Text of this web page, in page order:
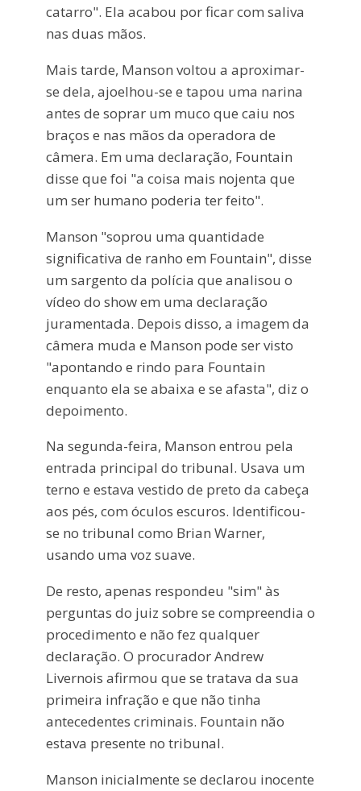
catarro". Ela acabou por ficar com saliva
nas duas mãos.
Mais tarde, Manson voltou a aproximar-
se dela, ajoelhou-se e tapou uma narina
antes de soprar um muco que caiu nos
braços e nas mãos da operadora de
câmera. Em uma declaração, Fountain
disse que foi "a coisa mais nojenta que
um ser humano poderia ter feito".
Manson "soprou uma quantidade
significativa de ranho em Fountain", disse
um sargento da polícia que analisou o
vídeo do show em uma declaração
juramentada. Depois disso, a imagem da
câmera muda e Manson pode ser visto
"apontando e rindo para Fountain
enquanto ela se abaixa e se afasta", diz o
depoimento.
Na segunda-feira, Manson entrou pela
entrada principal do tribunal. Usava um
terno e estava vestido de preto da cabeça
aos pés, com óculos escuros. Identificou-
se no tribunal como Brian Warner,
usando uma voz suave.
De resto, apenas respondeu "sim" às
perguntas do juiz sobre se compreendia o
procedimento e não fez qualquer
declaração. O procurador Andrew
Livernois afirmou que se tratava da sua
primeira infração e que não tinha
antecedentes criminais. Fountain não
estava presente no tribunal.
Manson inicialmente se declarou inocente